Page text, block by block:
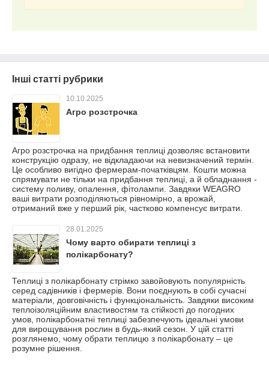
Інші статті рубрики
10.10.2025
Агро розстрочка
Агро розстрочка на придбання теплиці дозволяє встановити
конструкцію одразу, не відкладаючи на невизначений термін.
Це особливо вигідно фермерам-початківцям. Кошти можна
спрямувати не тільки на придбання теплиці, а й обладнання -
систему поливу, опалення, фітолампи. Завдяки WEAGRO
ваші витрати розподіляються рівномірно, а врожай,
отриманий вже у перший рік, частково компенсує витрати.
28.01.2025
Чому варто обирати теплиці з
полікарбонату?
Теплиці з полікарбонату стрімко завойовують популярність
серед садівників і фермерів. Вони поєднують в собі сучасні
матеріали, довговічність і функціональність. Завдяки високим
теплоізоляційним властивостям та стійкості до погодних
умов, полікарбонатні теплиці забезпечують ідеальні умови
для вирощування рослин в будь-який сезон. У цій статті
розглянемо, чому обрати теплицю з полікарбонату – це
розумне рішення.